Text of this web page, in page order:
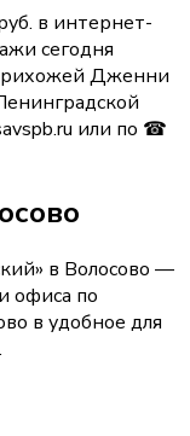
в интернет-
сегодня
Дженни
или по ☎
» в Волосово —
офиса по
в удобное для